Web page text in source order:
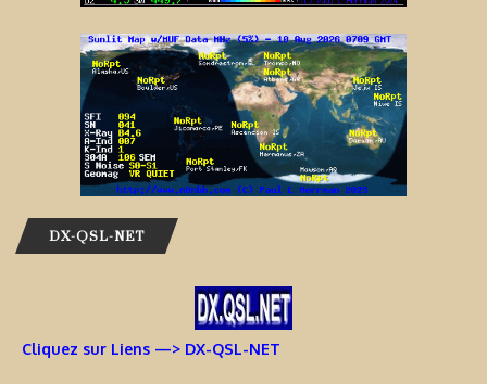
DX-QSL-NET
Cliquez sur Liens —> DX-QSL-NET